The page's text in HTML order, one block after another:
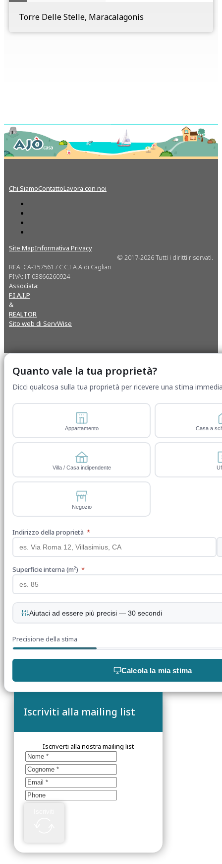
Torre Delle Stelle, Maracalagonis
Chi SiamoContattoLavora con noi
Site MapInformativa Privacy
© 2017-2026 Tutti i diritti riservati.
REA: CA-357561 / C.C.I.A.A di Cagliari
PIVA: IT-03866260924
Associata:
F.I.A.I.P
&
REALTOR
Sito web di ServWise
Quanto vale la tua proprietà?
Dicci qualcosa sulla tua proprietà per ricevere una stima
Appartamento Casa a
Villa / Casa indipendente
Negozio
Indirizzo della proprietà *
Superficie interna (m²) *
Aiutaci ad essere più precisi — 30 secondi
Precisione della stima
Calcola la mia stima
Iscriviti alla mailing list
Iscriverti alla nostra mailing list